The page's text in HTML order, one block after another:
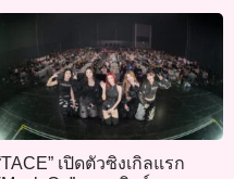
เปิดตัวซิงเกิลแรก